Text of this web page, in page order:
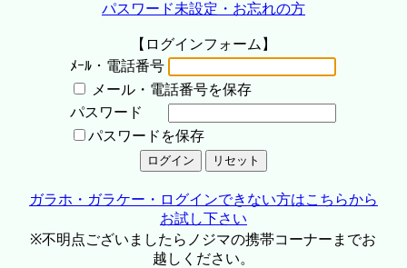
パスワード未設定・お忘れの方
【ログインフォーム】
ﾒｰﾙ・電話番号
メール・電話番号を保存
パスワード
パスワードを保存
ガラホ・ガラケー・ログインできない方はこちらから
お試し下さい
※不明点ございましたらノジマの携帯コーナーまでお
越しください。